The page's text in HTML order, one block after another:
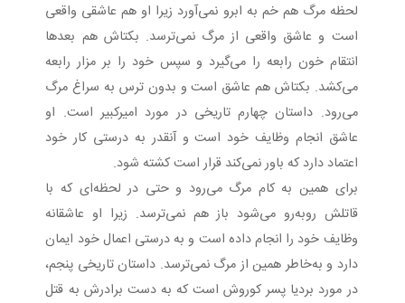
لحظه مرگ هم خم به ابرو نمی‌آورد زیرا او هم عاشقی واقعی
است و عاشق واقعی از مرگ نمی‌ترسد. بکتاش هم بعدها
انتقام خون رابعه را می‌گیرد و سپس خود را بر مزار رابعه
می‌کشد. بکتاش هم عاشق است و بدون ترس به سراغ مرگ
می‌رود. داستان چهارم تاریخی در مورد امیرکبیر است. او
عاشق انجام وظایف خود است و آنقدر به درستی کار خود
اعتماد دارد که باور نمی‌کند قرار است کشته شود.
برای همین به کام مرگ می‌رود و حتی در لحظه‌ای که با
قاتلش رو‌به‌رو می‌شود باز هم نمی‌ترسد. زیرا او عاشقانه
وظایف خود را انجام داده است و به درستی اعمال خود ایمان
دارد و به‌خاطر همین از مرگ نمی‌ترسد. داستان تاریخی پنجم،
در مورد بردیا پسر کوروش است که به دست برادرش به قتل